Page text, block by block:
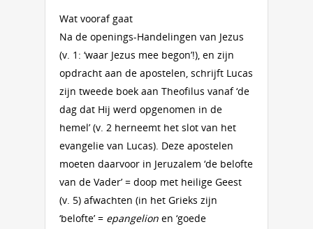
Wat vooraf gaat
Na de openings-Handelingen van Jezus
(v. 1: ‘waar Jezus mee begon’!), en zijn
opdracht aan de apostelen, schrijft Lucas
zijn tweede boek aan Theofilus vanaf ‘de
dag dat Hij werd opgenomen in de
hemel’ (v. 2 herneemt het slot van het
evangelie van Lucas). Deze apostelen
moeten daarvoor in Jeruzalem ‘de belofte
van de Vader’ = doop met heilige Geest
(v. 5) afwachten (in het Grieks zijn
‘belofte’ = epangelion en ‘goede